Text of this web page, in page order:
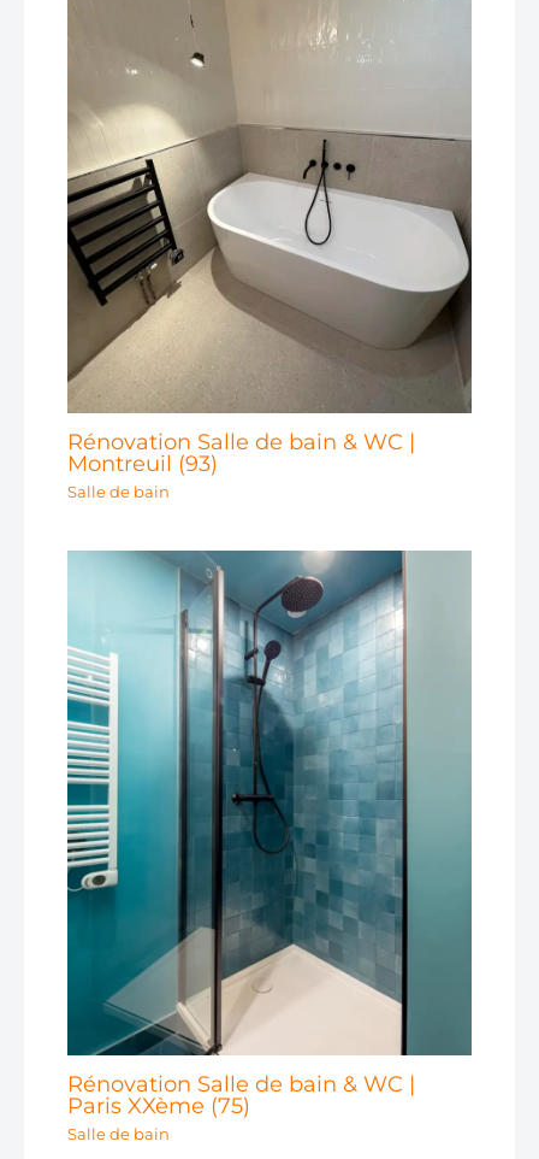
Rénovation Salle de bain & WC |
Montreuil (93)
Salle de bain
Rénovation Salle de bain & WC |
Paris XXème (75)
Salle de bain